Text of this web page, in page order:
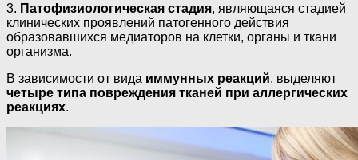
3. Патофизиологическая стадия, являющаяся стадией
клинических проявлений патогенного действия
образовавшихся медиаторов на клетки, органы и ткани
организма.
В зависимости от вида иммунных реакций, выделяют
четыре типа повреждения тканей при аллергических
реакциях.